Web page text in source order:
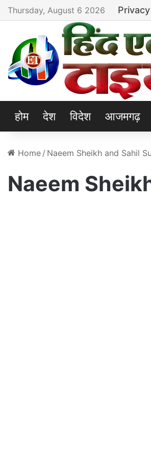
Thursday, August 6 2026
होम देश विदेश आजमगढ़
Home / Naeem Sheikh and Sahil
Naeem